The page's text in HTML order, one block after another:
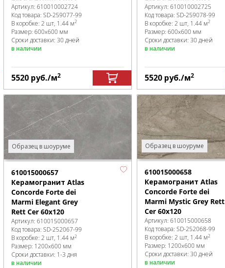
Артикул: 610010002724
Код товара: SD-259077-99
В коробке: 2 шт, 1.44 м2
Размер: 600x600 мм
Сроки доставки: 30 дней
в наличии
5520 руб./м2
Артикул: 610010002725
Код товара: SD-259078-99
В коробке: 2 шт, 1.44 м2
Размер: 600x600 мм
Сроки доставки: 30 дней
в наличии
5520 руб./м2
Образец в шоуруме
610015000657
Керамогранит Atlas
Concorde Forte dei
Marmi Elegant Grey
Rett Cer 60x120
Артикул: 610015000657
Код товара: SD-252067-99
В коробке: 2 шт, 1.44 м2
Размер: 1200x600 мм
Сроки доставки: 1-3 дня
в наличии
Образец в шоуруме
610015000658
Керамогранит Atlas
Concorde Forte dei
Marmi Mystic Grey Rett
Cer 60x120
Артикул: 610015000658
Код товара: SD-252068-99
В коробке: 2 шт, 1.44 м2
Размер: 1200x600 мм
Сроки доставки: 30 дней
в наличии